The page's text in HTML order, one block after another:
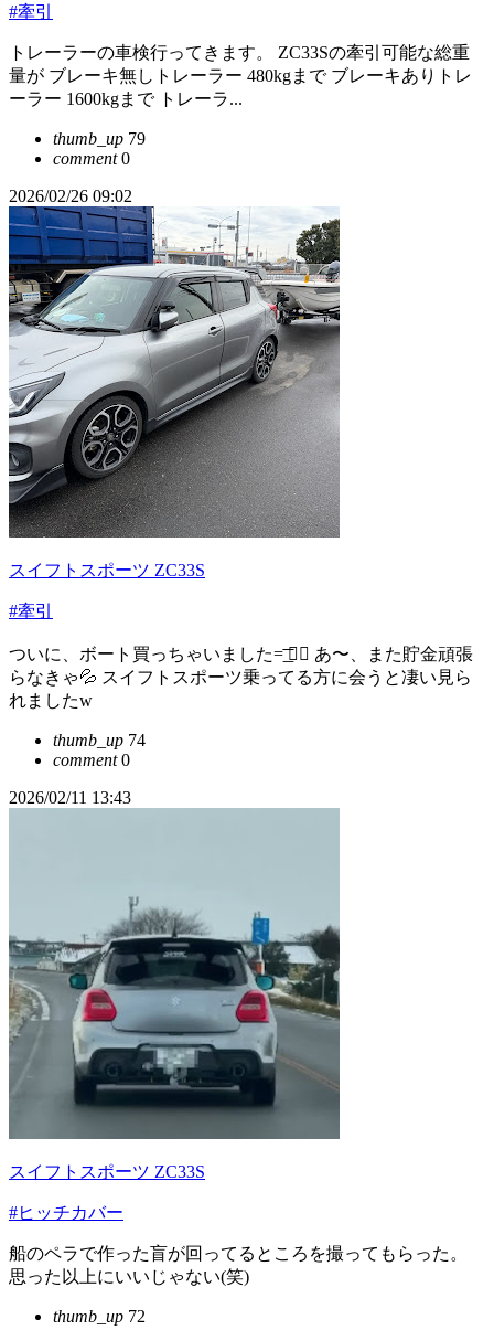
#牽引
トレーラーの車検行ってきます。 ZC33Sの牽引可能な総重
量が ブレーキ無しトレーラー 480kgまで ブレーキありトレ
ーラー 1600kgまで トレーラ...
thumb_up 79
comment0
2026/02/26 09:02
スイフトスポーツ ZC33S
#牽引
ついに、ボート買っちゃいました=͟͞͞ 🚣‍♀️ あ〜、また貯金頑張
らなきゃ💦 スイフトスポーツ乗ってる方に会うと凄い見ら
れましたw
thumb_up 74
comment0
2026/02/11 13:43
スイフトスポーツ ZC33S
#ヒッチカバー
船のペラで作った盲が回ってるところを撮ってもらった。
思った以上にいいじゃない(笑)
thumb_up 72